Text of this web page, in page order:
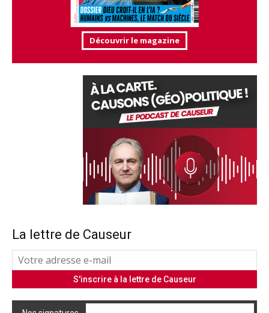
Découvrir le magazine
La lettre de Causeur